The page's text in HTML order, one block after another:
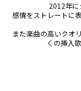
2012年に
感情をストレートに
また楽曲の高いクオ
くの挿入